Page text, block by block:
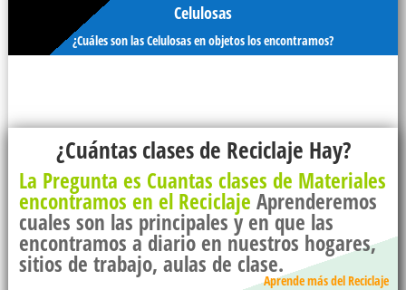
Celulosas
¿Cuáles son las Celulosas en objetos los encontramos?
¿Cuántas clases de Reciclaje Hay?
La Pregunta es Cuantas clases de Materiales
encontramos en el Reciclaje Aprenderemos
cuales son las principales y en que las
encontramos a diario en nuestros hogares,
sitios de trabajo, aulas de clase.
Aprende más del Reciclaje